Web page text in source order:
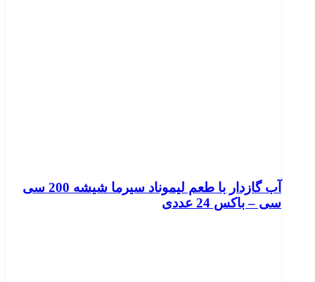
آب گازدار با طعم لیموناد سیرما شیشه 200 سی
سی – باکس 24 عددی